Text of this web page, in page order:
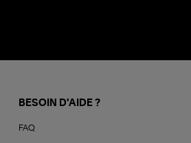
BESOIN D'AIDE ?
FAQ